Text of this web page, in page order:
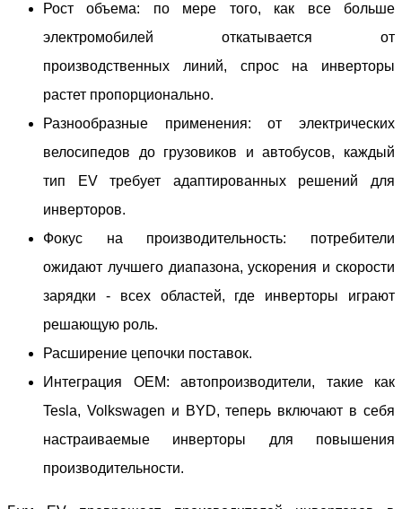
Рост объема: по мере того, как все больше
электромобилей откатывается от
производственных линий, спрос на инверторы
растет пропорционально.
Разнообразные применения: от электрических
велосипедов до грузовиков и автобусов, каждый
тип EV требует адаптированных решений для
инверторов.
Фокус на производительность: потребители
ожидают лучшего диапазона, ускорения и скорости
зарядки - всех областей, где инверторы играют
решающую роль.
Расширение цепочки поставок.
Интеграция OEM: автопроизводители, такие как
Tesla, Volkswagen и BYD, теперь включают в себя
настраиваемые инверторы для повышения
производительности.